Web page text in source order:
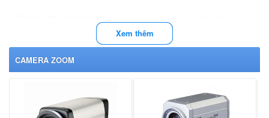
Xem thêm
CAMERA ZOOM